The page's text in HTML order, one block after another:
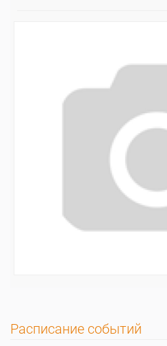
Расписание событий